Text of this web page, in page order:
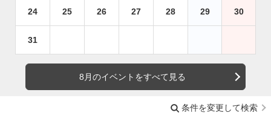
24 25 26 27 28 29 30
31
8月のイベントをすべて見る
条件を変更して検索